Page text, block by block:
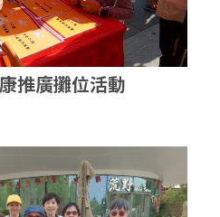
推廣攤位活動